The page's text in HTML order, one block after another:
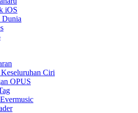
iOS
Dunia
Ciri
OPUS